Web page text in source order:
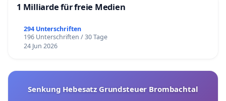
1 Milliarde für freie Medien
294 Unterschriften
196 Unterschriften / 30 Tage
24 Jun 2026
Senkung Hebesatz Grundsteuer Brombachtal